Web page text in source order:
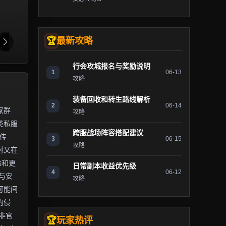
群
私服
又在
更
安
能间
侵
官
最新攻略
1
行会攻城报名与奖励说明
攻略
06-13
2
装备回收和转生路线解析
攻略
06-14
3
跨服战场阵容搭配建议
攻略
06-15
4
日常副本收益优先级
攻略
06-12
玩家热评